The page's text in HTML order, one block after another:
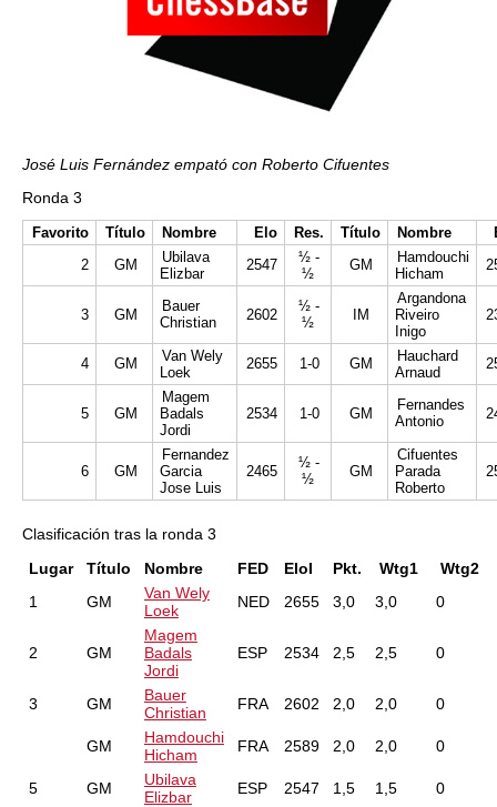
José Luis Fernández empató con Roberto Cifuentes
Ronda 3
Favorito Título Nombre Elo Res. Título Nombre
2
GM
Ubilava
Elizbar
2547
½ -
½
GM
Hamdouchi
Hicham
3 GM
Bauer
Christian
2602
½ -
½
IM
Argandona
Riveiro
Inigo
4 GM
Van Wely
Loek
2655 1-0 GM
Hauchard
Arnaud
5 GM
Magem
Badals
Jordi
2534 1-0 GM
Fernandes
Antonio
6 GM
Fernandez
Garcia
Jose Luis
2465
½ -
½
GM
Cifuentes
Parada
Roberto
Clasificación tras la ronda 3
Lugar
Título Nombre FED EloI Pkt. Wtg1
Wtg2
1
GM
Van Wely
Loek
NED 2655 3,0 3,0 0
2 GM
Magem
Badals
Jordi
ESP 2534 2,5 2,5 0
3 GM
Bauer
Christian
FRA 2602 2,0 2,0 0
GM
Hamdouchi
Hicham
FRA 2589 2,0 2,0 0
5 GM
Ubilava
Elizbar
ESP 2547 1,5 1,5 0